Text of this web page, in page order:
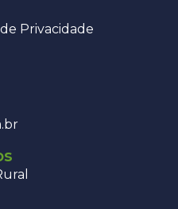
Privacidade